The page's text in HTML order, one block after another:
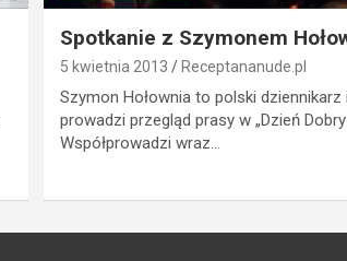
Spotkanie z Szymonem
5 kwietnia 2013 Receptananude.pl
Szymon Hołownia to polski dziennikarz
prowadzi przegląd prasy w „Dzień Dobry
Współprowadzi wraz…